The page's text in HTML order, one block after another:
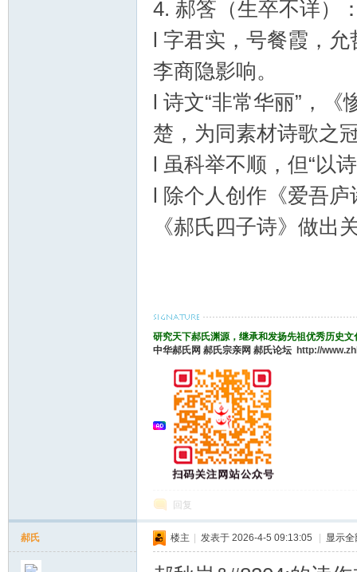
4. 郝筨（生卒不详）
l 字君实，号餐霞，允
李商隐影响。
l 诗文“非常华丽”，
楚，为同素材诗歌之
l 虽科举不顺，但“以
l 除个人创作《爱吾
《郝氏四子诗》做出
研究天下郝氏渊源，继承和发扬先祖优秀历史
中华郝氏网 郝氏宗亲网 郝氏论坛 http://
回复
郝氏 楼主 发表于 2026-4-5 09:13:05 显示